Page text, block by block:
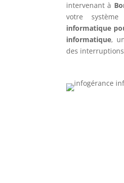
intervenant à
votre
informatique
informatique,
des